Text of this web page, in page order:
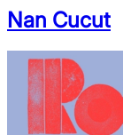
Nan Cucut